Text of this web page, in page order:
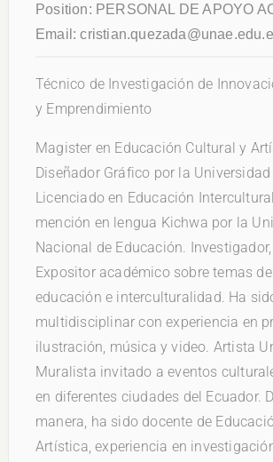
Position: PERSONAL DE APOYO
Email:
Técnico de Investigación de
y Emprendimiento
Magister en Educación Cultural y
Diseñador Gráfico por la Universidad
Licenciado en Educación
mención en lengua Kichwa por la
Nacional de Educación. Investigador,
Expositor académico sobre temas
educación e interculturalidad. Ha
multidisciplinar con experiencia en
ilustración, música y video. Artista
Muralista invitado a eventos
en diferentes ciudades del Ecuador.
manera, ha sido docente de
Artística, experiencia en